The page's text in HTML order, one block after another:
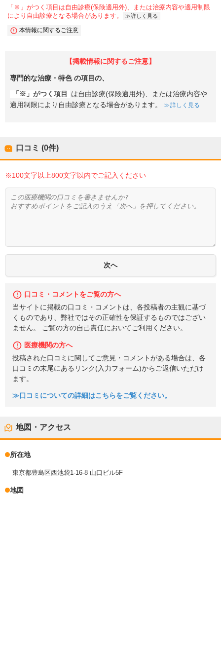
「※」がつく項目は自由診療(保険適用外)、または治療内容や適用制限
により自由診療となる場合があります。
詳しく見る
本情報に関するご注意
【掲載情報に関するご注意】
専門的な治療・特色の項目の、
「※」がつく項目
は自由診療(保険適用外)、または治療内容や
適用制限により自由診療となる場合があります。
詳しく見る
口コミ (0件)
※100文字以上800文字以内でご記入ください
口コミ・コメントをご覧の方へ
当サイトに掲載の口コミ・コメントは、各投稿者の主観に基づ
くものであり、弊社ではその正確性を保証するものではござい
ません。 ご覧の方の自己責任においてご利用ください。
医療機関の方へ
投稿された口コミに関してご意見・コメントがある場合は、各
口コミの末尾にあるリンク(入力フォーム)からご返信いただけ
ます。
≫口コミについての詳細はこちらをご覧ください。
地図・アクセス
所在地
東京都豊島区西池袋1-16-8 山口ビル5F
地図